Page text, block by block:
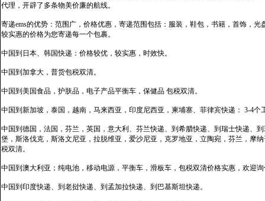
代理，开辟了多条物美价廉的航线。
寄递ems的优势：范围广，价格优惠，寄递范围包括：服装，鞋包，书籍，首饰，
较实惠的价格为您寄递每一个包裹。
中国到日本、韩国快递：价格较优，较实惠，时效快。
中国到加拿大，普货包税双清。
中国到美国食品，护肤品，电子产品平衡车，保健品 包税双清。
中国到新加坡，泰国，越南，马来西亚，印度尼西亚，柬埔寨、菲律宾快递： 3-4个
中国到德国，法国，芬兰，英国，意大利、芬兰快递、到希腊快递、到瑞士快递、
堡，斯洛伐克，斯洛文尼亚，拉脱维亚，爱沙尼亚，克罗地亚，立陶宛，芬兰，摩
税双清。
中国到澳大利亚；纯电池，移动电源，平衡车，滑板车，包税双清价格实惠，欢迎
中国到印度快递、到老挝快递、到孟加拉快递、到巴基斯坦快递。